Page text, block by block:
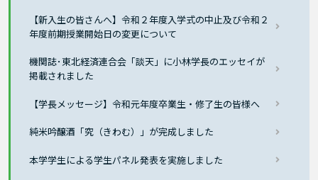
【新入生の皆さんへ】令和２年度入学式の中止及び令和２
年度前期授業開始日の変更について
機関誌･東北経済連合会「談天」に小林学長のエッセイが
掲載されました
【学長メッセージ】令和元年度卒業生・修了生の皆様へ
純米吟醸酒「究（きわむ）」が完成しました
本学学生による学生パネル発表を実施しました